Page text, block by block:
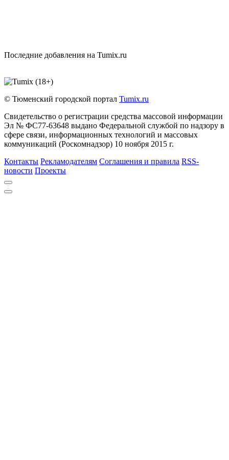
Последние добавления на Tumix.ru
© Тюменский городской портал Tumix.ru
Свидетельство о регистрации средства массовой информации
Эл № ФС77-63648 выдано Федеральной службой по надзору в
сфере связи, информационных технологий и массовых
коммуникаций (Роскомнадзор) 10 ноября 2015 г.
Контакты Рекламодателям Соглашения и правила RSS-
новости Проекты